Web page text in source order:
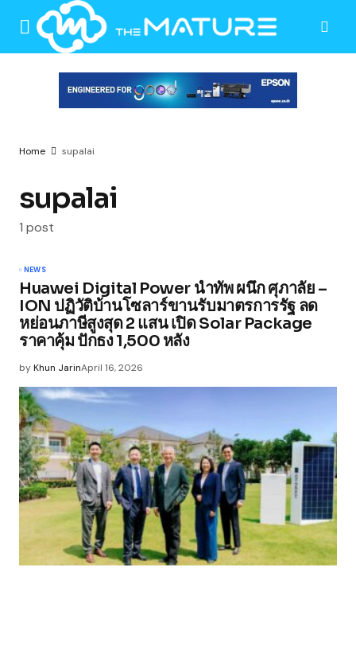
Home supalai
supalai
1 post
NEWS
Huawei Digital Power นำทัพ ผนึก ศุภาลัย –
ION ปฏิวัติบ้านโซลาร์ขานรับมาตรการรัฐ ลด
หย่อนภาษีสูงสุด 2 แสน เปิด Solar Package
ราคาคุ้ม ปักธง 1,500 หลัง
byKhun JarinApril 16, 2026